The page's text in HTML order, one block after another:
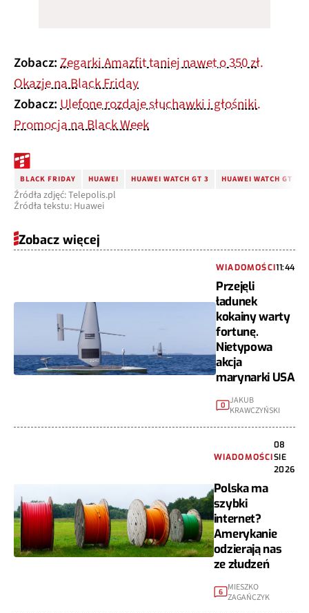
Zobacz: Zegarki Amazfit taniej nawet o 350 zł.
Okazje na Black Friday
Zobacz: Ulefone rozdaje słuchawki i głośniki.
Promocja na Black Week
BLACK FRIDAY
Źródła zdjęć: Telepolis.pl
Źródła tekstu: Huawei
Zobacz więcej
WIADOMOŚCI
Przejęli
ładunek
kokainy warty
fortunę.
Nietypowa
akcja
marynarki USA
0 KRAWCZYŃSKI
WIADOMOŚCI SIE
2026
Polska ma
szybki
internet?
Amerykanie
odzierają nas
ze złudzeń
6 ZAGAŃCZYK